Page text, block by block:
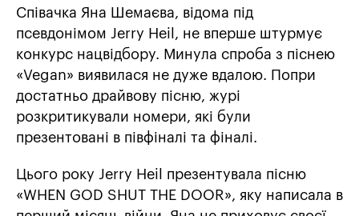
Співачка Яна Шемаєва, відома під
псевдонімом Jerry Heil, не вперше штурмує
конкурс нацвідбору. Минула спроба з піснею
«Vegan» виявилася не дуже вдалою. Попри
достатньо драйвову пісню, журі
розкритикували номери, які були
презентовані в півфіналі та фіналі.
Цього року Jerry Heil презентувала пісню
«WHEN GOD SHUT THE DOOR», яку написала в